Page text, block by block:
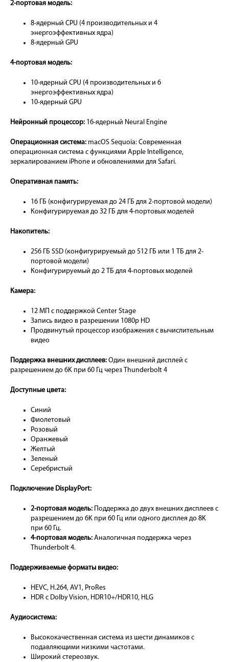
2-портовая модель:
8-ядерный CPU (4 производительных и 4
энергоэффективных ядра)
8-ядерный GPU
4-портовая модель:
10-ядерный CPU (4 производительных и 6
энергоэффективных ядра)
10-ядерный GPU
Нейронный процессор: 16-ядерный Neural Engine
Операционная система: macOS Sequoia: Современная
операционная система с функциями Apple Intelligence,
зеркалированием iPhone и обновлениями для Safari.
Оперативная память:
16 ГБ (конфигурируемая до 24 ГБ для 2-портовой модели)
Конфигурируемая до 32 ГБ для 4-портовых моделей
Накопитель:
256 ГБ SSD (конфигурируемый до 512 ГБ или 1 ТБ для 2-
портовой модели)
Конфигурируемый до 2 ТБ для 4-портовых моделей
Камера:
12 МП с поддержкой Center Stage
Запись видео в разрешении 1080p HD
Продвинутый процессор изображения с вычислительным
видео
Поддержка внешних дисплеев: Один внешний дисплей с
разрешением до 6K при 60 Гц через Thunderbolt 4
Доступные цвета:
Синий
Фиолетовый
Розовый
Оранжевый
Желтый
Зеленый
Серебристый
Подключение DisplayPort:
2-портовая модель: Поддержка до двух внешних дисплеев с
разрешением до 6K при 60 Гц или одного дисплея до 8K
при 60 Гц.
4-портовая модель: Аналогичная поддержка через
Thunderbolt 4.
Поддерживаемые форматы видео:
HEVC, H.264, AV1, ProRes
HDR с Dolby Vision, HDR10+/HDR10, HLG
Аудиосистема:
Высококачественная система из шести динамиков с
подавляющими низкими частотами.
Широкий стереозвук.